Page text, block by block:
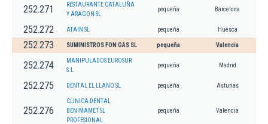
252.271
RESTAURANTE CATALUÑA
Y ARAGON SL
pequeña Barcelona
252.272 ATAIN SL pequeña Huesca
252.273 SUMINISTROS FON GAS SL pequeña Valencia
252.274
MANIPULADOS EUROSUR
S.L.
pequeña Madrid
252.275 DENTAL EL LLANO SL pequeña Asturias
252.276
CLINICA DENTAL
BENIMAMET SL
PROFESIONAL
pequeña Valencia